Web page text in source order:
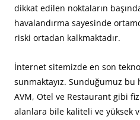
dikkat edilen noktaların
havalandırma sayesinde
riski ortadan kalkmaktadır.
İnternet sitemizde en son
sunmaktayız. Sunduğumuz
AVM, Otel ve Restaurant gibi
alanlara bile kaliteli ve yüksek